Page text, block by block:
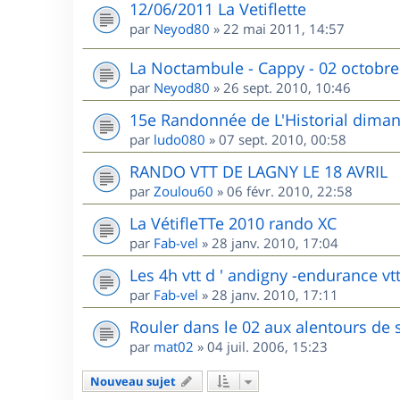
12/06/2011 La Vetiflette
par Neyod80 » 22 mai 2011, 14:57
La Noctambule - Cappy - 02
par Neyod80 » 26 sept. 2010, 10:46
15e Randonnée de L'Historial
par ludo080 » 07 sept. 2010, 00:58
RANDO VTT DE LAGNY LE 18 AVRIL
par Zoulou60 » 06 févr. 2010, 22:58
La VétifleTTe 2010 rando XC
par Fab-vel » 28 janv. 2010, 17:04
Les 4h vtt d ' andigny -endurance
par Fab-vel » 28 janv. 2010, 17:11
Rouler dans le 02 aux alentours de
par mat02 » 04 juil. 2006, 15:23
Nouveau sujet